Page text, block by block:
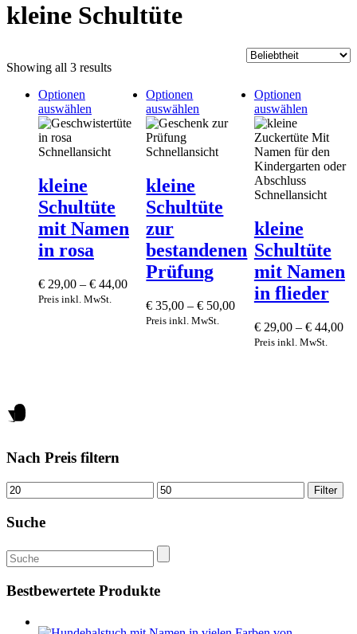
kleine Schultüte
Showing all 3 resultsSorted
popularity
Optionen
auswählen
product
multiple
may
chosen
on
product
page
Schnellansicht
kleine
Schultüte
mit Namen
in rosa
€ 29,00 – € 44,00
Preis inkl. MwSt.
Optionen
auswählen
product
multiple
may
on
the
product
Schnellansicht
kleine
Schultüte
zur
bestandenen
Prüfung
€ 35,00 –€ 50,00
Preis inkl. MwSt.
Optionen
auswählenThis
has
multiple
variants.
options
on
product
page
Schnellansicht
kleine
Schultüte
mit Namen
in flieder
€29,00– €44,00
Preis inkl. MwSt.
Nach Preis filtern
Mindestpreis Höchstpreis Filter
Suche
Suche
nach:
Bestbewertete Produkte